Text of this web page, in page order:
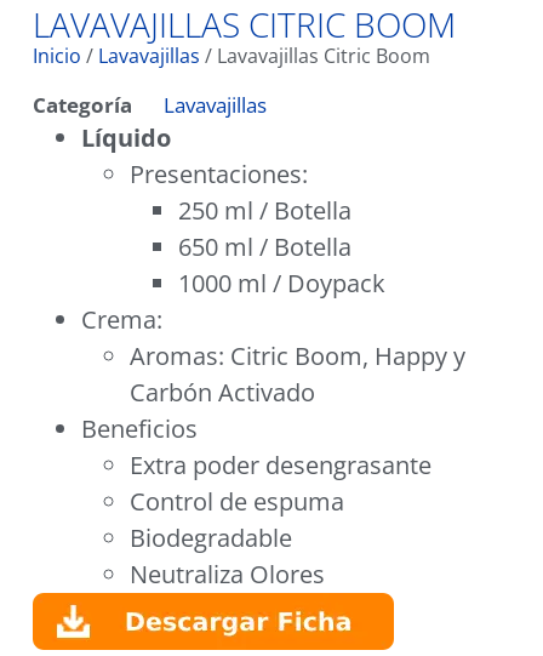
LAVAVAJILLAS CITRIC BOOM
Inicio / Lavavajillas / Lavavajillas Citric Boom
Categoría Lavavajillas
Líquido
Presentaciones:
250 ml / Botella
650 ml / Botella
1000 ml / Doypack
Crema:
Aromas: Citric Boom, Happy y
Carbón Activado
Beneficios
Extra poder desengrasante
Control de espuma
Biodegradable
Neutraliza Olores